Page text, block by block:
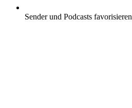
Sender und Podcasts favorisieren